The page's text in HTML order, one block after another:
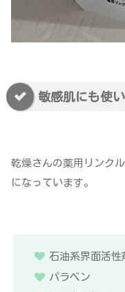
敏感肌にも使
乾燥さんの薬用リンク
になっています。
石油系界面活性
パラベン